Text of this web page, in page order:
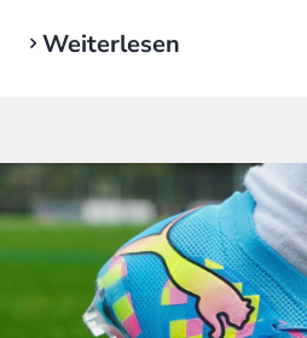
Weiterlesen